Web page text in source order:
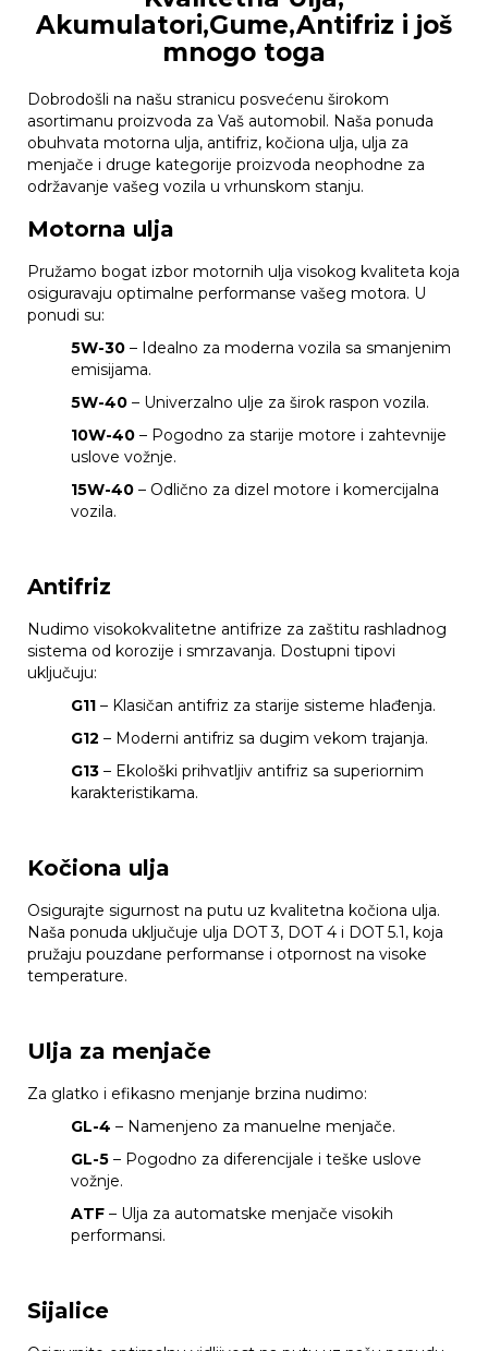
Akumulatori,Gume,Antifriz i još
mnogo toga
Dobrodošli na našu stranicu posvećenu širokom
asortimanu proizvoda za Vaš automobil. Naša ponuda
obuhvata motorna ulja, antifriz, kočiona ulja, ulja za
menjače i druge kategorije proizvoda neophodne za
održavanje vašeg vozila u vrhunskom stanju.
Motorna ulja
Pružamo bogat izbor motornih ulja visokog kvaliteta koja
osiguravaju optimalne performanse vašeg motora. U
ponudi su:
5W-30 – Idealno za moderna vozila sa smanjenim
emisijama.
5W-40 – Univerzalno ulje za širok raspon vozila.
10W-40 – Pogodno za starije motore i zahtevnije
uslove vožnje.
15W-40 – Odlično za dizel motore i komercijalna
vozila.
Antifriz
Nudimo visokokvalitetne antifrize za zaštitu rashladnog
sistema od korozije i smrzavanja. Dostupni tipovi
uključuju:
G11 – Klasičan antifriz za starije sisteme hlađenja.
G12 – Moderni antifriz sa dugim vekom trajanja.
G13 – Ekološki prihvatljiv antifriz sa superiornim
karakteristikama.
Kočiona ulja
Osigurajte sigurnost na putu uz kvalitetna kočiona ulja.
Naša ponuda uključuje ulja DOT 3, DOT 4 i DOT 5.1, koja
pružaju pouzdane performanse i otpornost na visoke
temperature.
Ulja za menjače
Za glatko i efikasno menjanje brzina nudimo:
GL-4 – Namenjeno za manuelne menjače.
GL-5 – Pogodno za diferencijale i teške uslove
vožnje.
ATF – Ulja za automatske menjače visokih
performansi.
Sijalice